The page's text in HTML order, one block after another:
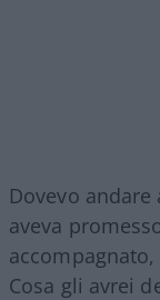
Dovevo
aveva
Cosa gli avrei